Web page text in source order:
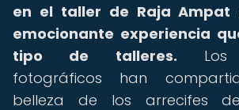
en el taller de Raja
emocionante experiencia
tipo de talleres. Los
fotográficos han
belleza de los arrecifes